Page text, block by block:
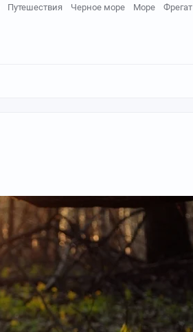
Путешествия Черное море Море Фрегат